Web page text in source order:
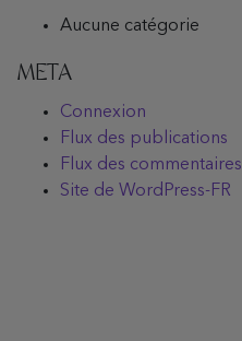
Aucune catégorie
META
Connexion
Flux des publications
Flux des commentaires
Site de WordPress-FR